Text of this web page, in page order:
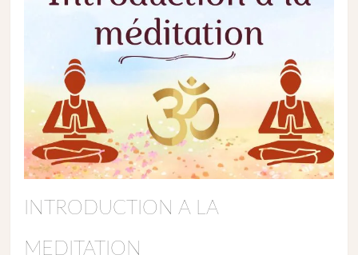
INTRODUCTION A LA
MEDITATION